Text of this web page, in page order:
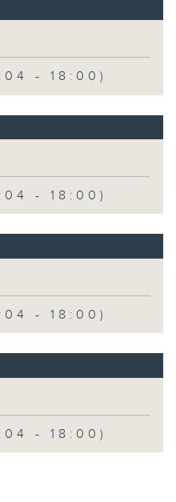
- 18:00)
- 18:00)
- 18:00)
- 18:00)